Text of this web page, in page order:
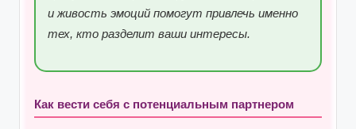
и живость эмоций помогут привлечь именно
тех, кто разделит ваши интересы.
Как вести себя с потенциальным партнером